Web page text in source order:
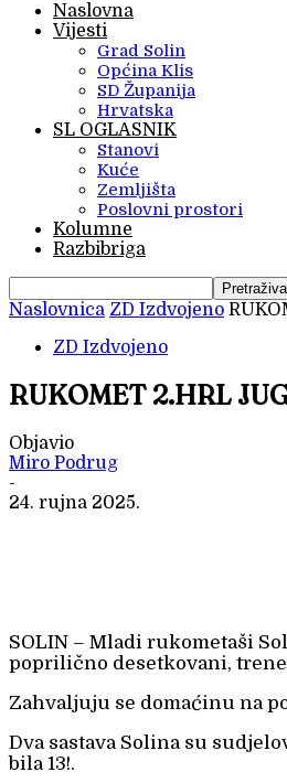
Naslovna
Vijesti
Grad Solin
Općina Klis
SD Županija
Hrvatska
SL OGLASNIK
Stanovi
Kuće
Zemljišta
Poslovni prostori
Kolumne
Razbibriga
Naslovnica ZD Izdvojeno
ZD Izdvojeno
RUKOMET 2.HRL
Objavio
Miro Podrug
-
24. rujna 2025.
SOLIN – Mladi rukometaši
poprilično desetkovani,
Zahvaljuju se domaćinu na
Dva sastava Solina su
bila 13!.